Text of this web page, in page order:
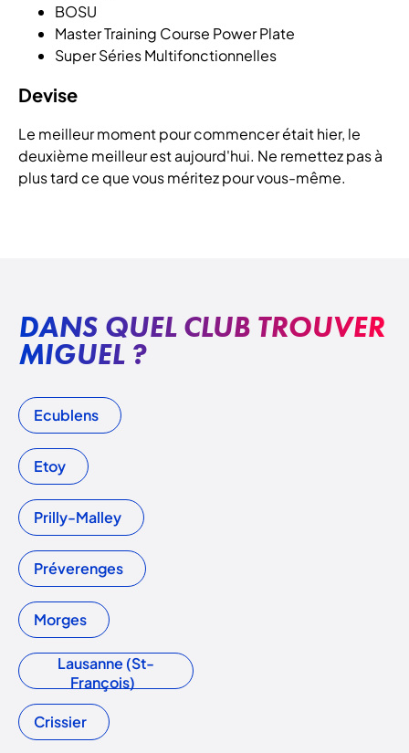
BOSU
Master Training Course Power Plate
Super Séries Multifonctionnelles
Devise
Le meilleur moment pour commencer était hier, le
deuxième meilleur est aujourd'hui. Ne remettez pas à
plus tard ce que vous méritez pour vous-même.
DANS QUEL CLUB TROUVER
MIGUEL ?
Ecublens
Etoy
Prilly-Malley
Préverenges
Morges
Lausanne (St-
François)
Crissier